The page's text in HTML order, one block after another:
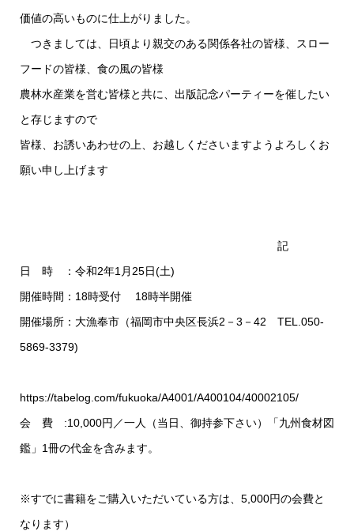
価値の高いものに仕上がりました。
つきましては、日頃より親交のある関係各社の皆様、スロー
フードの皆様、食の風の皆様
農林水産業を営む皆様と共に、出版記念パーティーを催したい
と存じますので
皆様、お誘いあわせの上、お越しくださいますようよろしくお
願い申し上げます
記
日 時 ：令和2年1月25日(土)
開催時間：18時受付 18時半開催
開催場所：大漁奉市（福岡市中央区長浜2－3－42 TEL.050-
5869-3379)
https://tabelog.com/fukuoka/A4001/A400104/40002105/
会 費 :10,000円／一人（当日、御持参下さい）「九州食材図
鑑」1冊の代金を含みます。
※すでに書籍をご購入いただいている方は、5,000円の会費と
なります）